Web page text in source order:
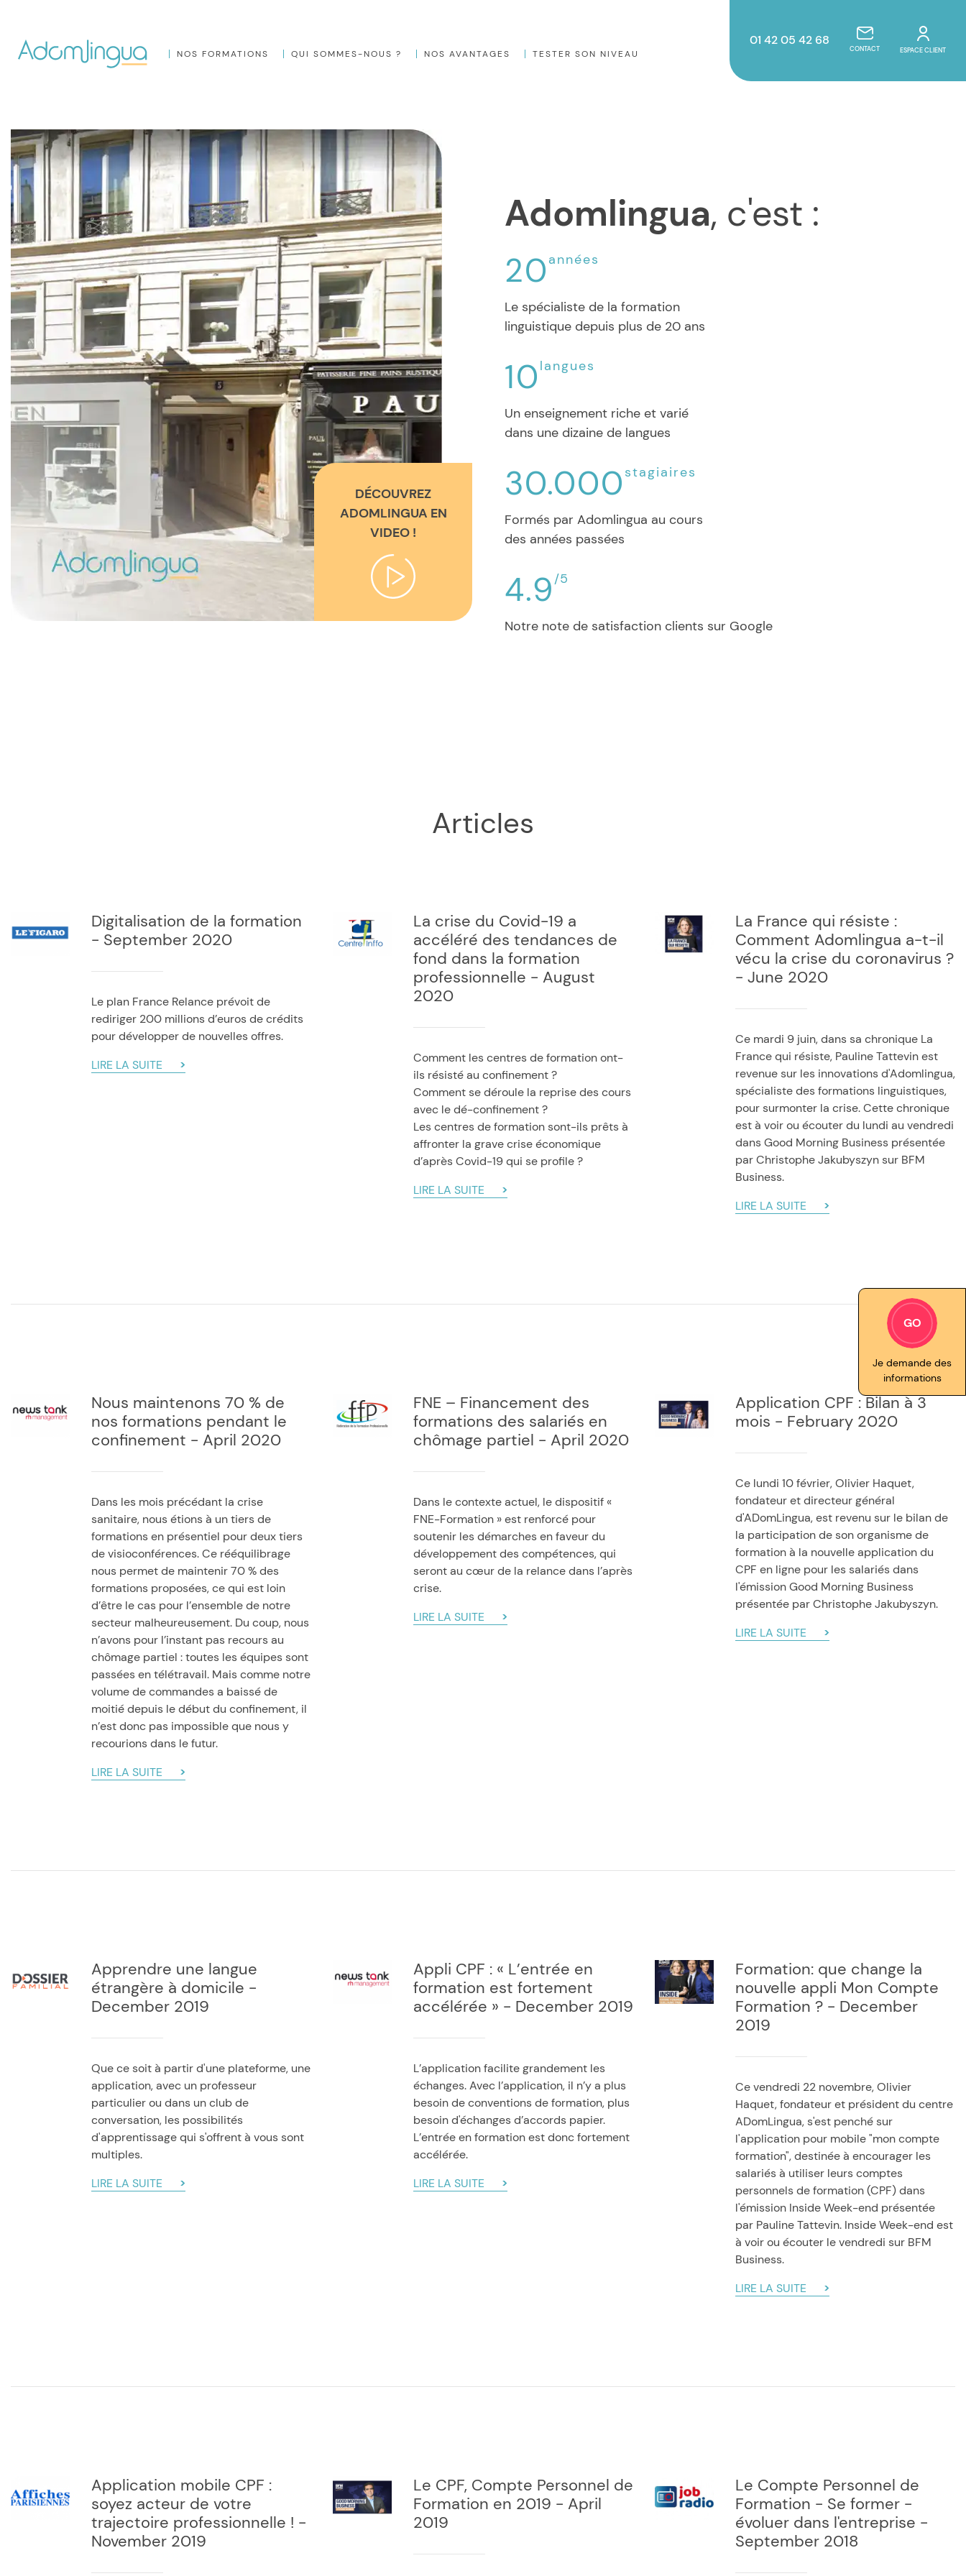
NOS FORMATIONS QUI SOMMES-NOUS ? NOS AVANTAGES TESTER SON NIVEAU
01 42 05 42 68
CONTACT ESPACE CLIENT
DÉCOUVREZ
ADOMLINGUA EN
VIDEO !
Adomlingua, c'est :
20 années
Le spécialiste de la formation
linguistique depuis plus de 20 ans
10 langues
Un enseignement riche et varié
dans une dizaine de langues
30.000 stagiaires
Formés par Adomlingua au cours
des années passées
4.9 /5
Notre note de satisfaction clients sur Google
Articles
Digitalisation de la formation
- September 2020
Le plan France Relance prévoit de
rediriger 200 millions d’euros de crédits
pour développer de nouvelles offres.
LIRE LA SUITE
La crise du Covid-19 a
accéléré des tendances de
fond dans la formation
professionnelle - August
2020
Comment les centres de formation ont-
ils résisté au confinement ?
Comment se déroule la reprise des cours
avec le dé-confinement ?
Les centres de formation sont-ils prêts à
affronter la grave crise économique
d’après Covid-19 qui se profile ?
LIRE LA SUITE
La France qui résiste :
Comment Adomlingua a-t-il
vécu la crise du coronavirus ?
- June 2020
Ce mardi 9 juin, dans sa chronique La
France qui résiste, Pauline Tattevin est
revenue sur les innovations d'Adomlingua,
spécialiste des formations linguistiques,
pour surmonter la crise. Cette chronique
est à voir ou écouter du lundi au vendredi
dans Good Morning Business présentée
par Christophe Jakubyszyn sur BFM
Business.
LIRE LA SUITE
Nous maintenons 70 % de
nos formations pendant le
confinement - April 2020
Dans les mois précédant la crise
sanitaire, nous étions à un tiers de
formations en présentiel pour deux tiers
de visioconférences. Ce rééquilibrage
nous permet de maintenir 70 % des
formations proposées, ce qui est loin
d’être le cas pour l’ensemble de notre
secteur malheureusement. Du coup, nous
n’avons pour l’instant pas recours au
chômage partiel : toutes les équipes sont
passées en télétravail. Mais comme notre
volume de commandes a baissé de
moitié depuis le début du confinement, il
n’est donc pas impossible que nous y
recourions dans le futur.
LIRE LA SUITE
FNE – Financement des
formations des salariés en
chômage partiel - April 2020
Dans le contexte actuel, le dispositif «
FNE-Formation » est renforcé pour
soutenir les démarches en faveur du
développement des compétences, qui
seront au cœur de la relance dans l’après
crise.
LIRE LA SUITE
Application CPF : Bilan à 3
mois - February 2020
Ce lundi 10 février, Olivier Haquet,
fondateur et directeur général
d'ADomLingua, est revenu sur le bilan de
la participation de son organisme de
formation à la nouvelle application du
CPF en ligne pour les salariés dans
l'émission Good Morning Business
présentée par Christophe Jakubyszyn.
LIRE LA SUITE
Apprendre une langue
étrangère à domicile -
December 2019
Que ce soit à partir d'une plateforme, une
application, avec un professeur
particulier ou dans un club de
conversation, les possibilités
d'apprentissage qui s'offrent à vous sont
multiples.
LIRE LA SUITE
Appli CPF : « L’entrée en
formation est fortement
accélérée » - December 2019
L’application facilite grandement les
échanges. Avec l’application, il n’y a plus
besoin de conventions de formation, plus
besoin d'échanges d’accords papier.
L’entrée en formation est donc fortement
accélérée.
LIRE LA SUITE
Formation: que change la
nouvelle appli Mon Compte
Formation ? - December
2019
Ce vendredi 22 novembre, Olivier
Haquet, fondateur et président du centre
ADomLingua, s'est penché sur
l'application pour mobile "mon compte
formation", destinée à encourager les
salariés à utiliser leurs comptes
personnels de formation (CPF) dans
l'émission Inside Week-end présentée
par Pauline Tattevin. Inside Week-end est
à voir ou écouter le vendredi sur BFM
Business.
LIRE LA SUITE
Application mobile CPF :
soyez acteur de votre
trajectoire professionnelle ! -
November 2019
Le CPF, Compte Personnel de
Formation en 2019 - April
2019
Le Compte Personnel de
Formation - Se former -
évoluer dans l'entreprise -
September 2018
GO
Je demande des
informations